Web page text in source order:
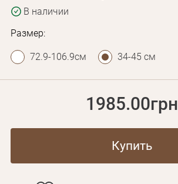
В наличии
Размер:
72.9-106.9см 34-45 см
1985.00грн
Купить